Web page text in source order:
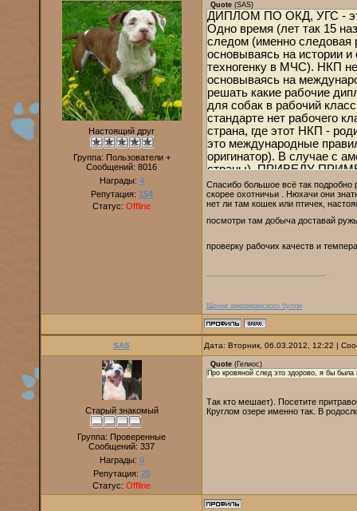
Настоящий друг
Группа: Пользователи +
Сообщений: 8016
Награды: 4
Репутация: 154
Статус: Offline
Quote (SAS)
ДИПЛОМ ПО ОКД, УГС - это
Одно время (лет так 15
следом (именно следовая
основываясь на истории
техногенку в МЧС). НКП
основываясь на
решать какие рабочие
для собак в рабочий
стандарте нет рабочего
страна, где этот НКП -
это международные
оригинатор). В случае с
страны). ПРИВЕДУ
Россия - её оригинатор),
США), в стандарте FCI -
исходя из того, что на
его ввести (например во
который можно
Спасибо большое всё так подробно
скорее охотничьи . Нюхачи они
нет ли там кошек или птичек,
посмотри там добыча доставай
проверку рабочих качеств и
Щенки американского булли
SAS Дата: Вторник, 06.03.2012, 12:22 |
Старый знакомый
Группа: Проверенные
Сообщений: 337
Награды: 0
Репутация: 20
Статус: Offline
Quote (Гелиос)
Про кровяной след это здорово, я бы была
Так кто мешает). Посетите
Круглом озере именно так. В